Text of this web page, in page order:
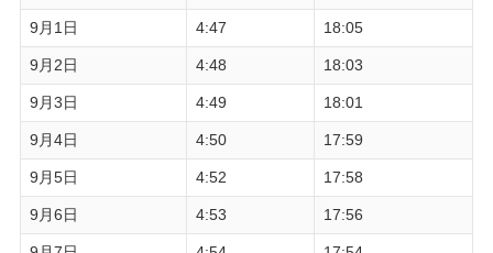
9月1日 4:47 18:05
9月2日 4:48 18:03
9月3日 4:49 18:01
9月4日 4:50 17:59
9月5日 4:52 17:58
9月6日 4:53 17:56